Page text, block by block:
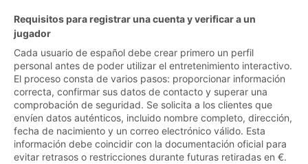
Requisitos para registrar una cuenta y verificar a un
jugador
Cada usuario de español debe crear primero un perfil
personal antes de poder utilizar el entretenimiento interactivo.
El proceso consta de varios pasos: proporcionar información
correcta, confirmar sus datos de contacto y superar una
comprobación de seguridad. Se solicita a los clientes que
envíen datos auténticos, incluido nombre completo, dirección,
fecha de nacimiento y un correo electrónico válido. Esta
información debe coincidir con la documentación oficial para
evitar retrasos o restricciones durante futuras retiradas en €.